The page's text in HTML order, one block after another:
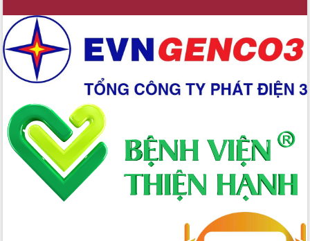
Đắk Lắk thời kỳ 2021-2030, tầm nhìn
đến năm 2050
Phát động chiến dịch 30 ngày đêm
giải phóng mặt bằng Tuyến đường bộ
ven biển
Đắk Lắk nỗ lực thúc đẩy tăng trưởng
kinh tế từ 10% trở lên trong Quý
II/2026
Đắk Lắk ký kết thỏa thuận hợp tác về
chuyển đổi số giai đoạn 2026 – 2030
với Tập đoàn Bưu chính Viễn thông
Việt Nam
Thứ trưởng Bộ Y tế làm việc với tỉnh